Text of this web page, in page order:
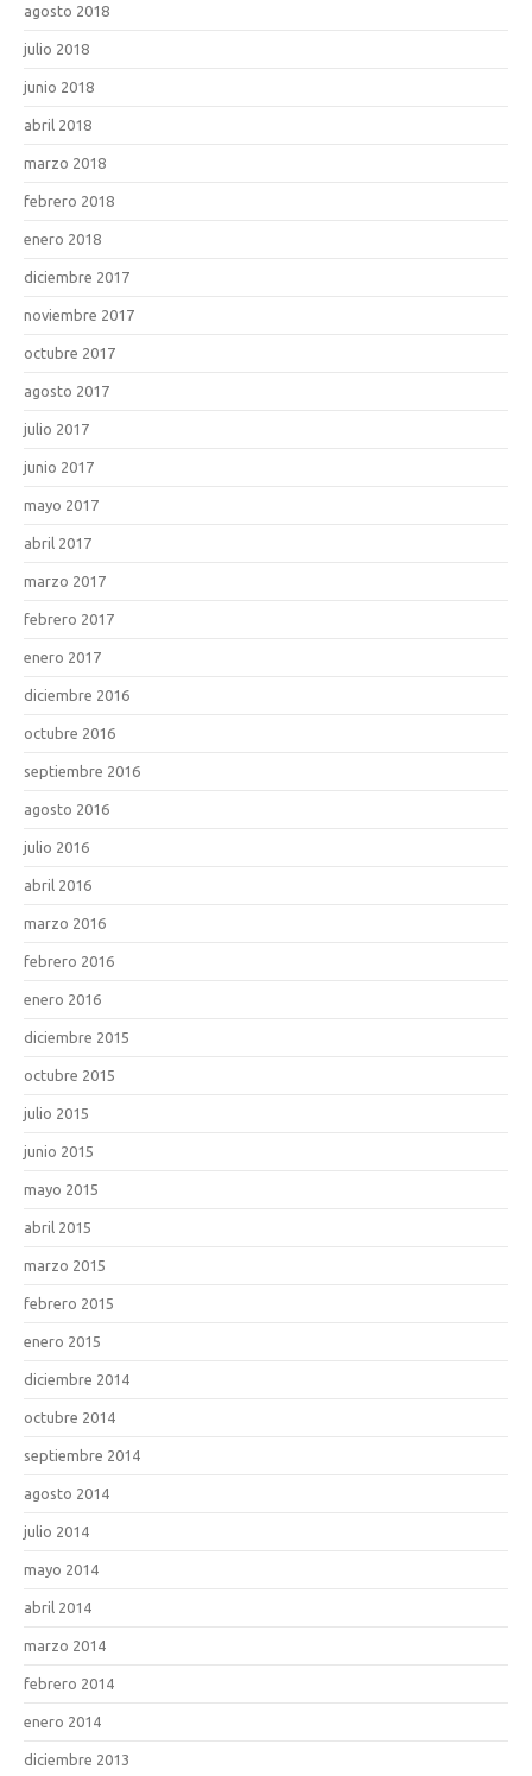
agosto 2018
julio 2018
junio 2018
abril 2018
marzo 2018
febrero 2018
enero 2018
diciembre 2017
noviembre 2017
octubre 2017
agosto 2017
julio 2017
junio 2017
mayo 2017
abril 2017
marzo 2017
febrero 2017
enero 2017
diciembre 2016
octubre 2016
septiembre 2016
agosto 2016
julio 2016
abril 2016
marzo 2016
febrero 2016
enero 2016
diciembre 2015
octubre 2015
julio 2015
junio 2015
mayo 2015
abril 2015
marzo 2015
febrero 2015
enero 2015
diciembre 2014
octubre 2014
septiembre 2014
agosto 2014
julio 2014
mayo 2014
abril 2014
marzo 2014
febrero 2014
enero 2014
diciembre 2013